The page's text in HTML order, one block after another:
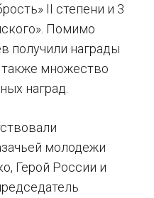
II степени и 3
Помимо
получили награды
также множество
наград.
молодежи
Герой России и